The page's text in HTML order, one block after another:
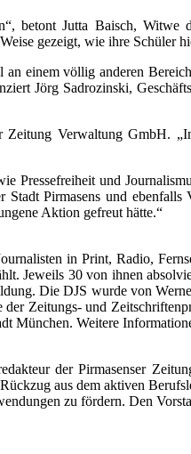
betont Jutta Baisch,
gezeigt, wie ihre Schüler
einem völlig anderen
Jörg Sadrozinski,
Verwaltung GmbH.
Pressefreiheit und
Pirmasens und
Aktion gefreut hätte.“
in Print, Radio,
Jeweils 30 von ihnen
Die DJS wurde von
Zeitungs- und
München. Weitere
der Pirmasenser
aus dem aktiven
zu fördern. Den